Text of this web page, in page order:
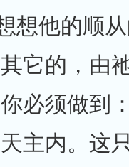
想他的顺
它的，由
必须做到
主内。这